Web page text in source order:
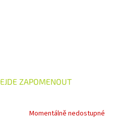
ZAPOMENOUT
Momentálně nedostupné